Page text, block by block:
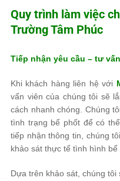
Quy trình làm việc
Trường Tâm Phúc
Tiếp nhận yêu cầu – tư
Khi khách hàng liên hệ với
vấn viên của chúng tôi sẽ
cách nhanh chóng. Chúng
tình trạng bể phốt để có
tiếp nhận thông tin, chúng
khảo sát thực tế tình hình bể
Dựa trên khảo sát, chúng